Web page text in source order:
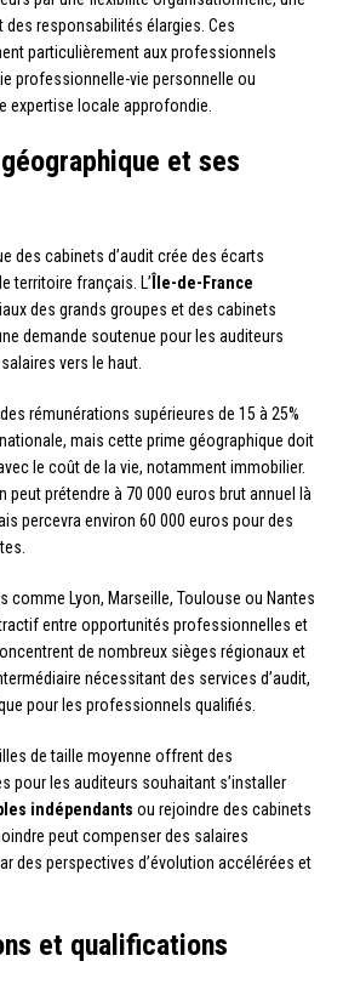
responsabilités élargies. Ces
particulièrement aux professionnels
professionnelle-vie personnelle ou
expertise locale approfondie.
et ses
des cabinets d’audit crée des écarts
territoire français. L’Île-de-France
des grands groupes et des cabinets
demande soutenue pour les auditeurs
vers le haut.
rémunérations supérieures de 15 à 25%
mais cette prime géographique doit
le coût de la vie, notamment immobilier.
peut prétendre à 70 000 euros brut annuel là
percevra environ 60 000 euros pour des
comme Lyon, Marseille, Toulouse ou Nantes
entre opportunités professionnelles et
de nombreux sièges régionaux et
nécessitant des services d’audit,
pour les professionnels qualifiés.
de taille moyenne offrent des
pour les auditeurs souhaitant s’installer
indépendants ou rejoindre des cabinets
peut compenser des salaires
des perspectives d’évolution accélérées et
et qualifications